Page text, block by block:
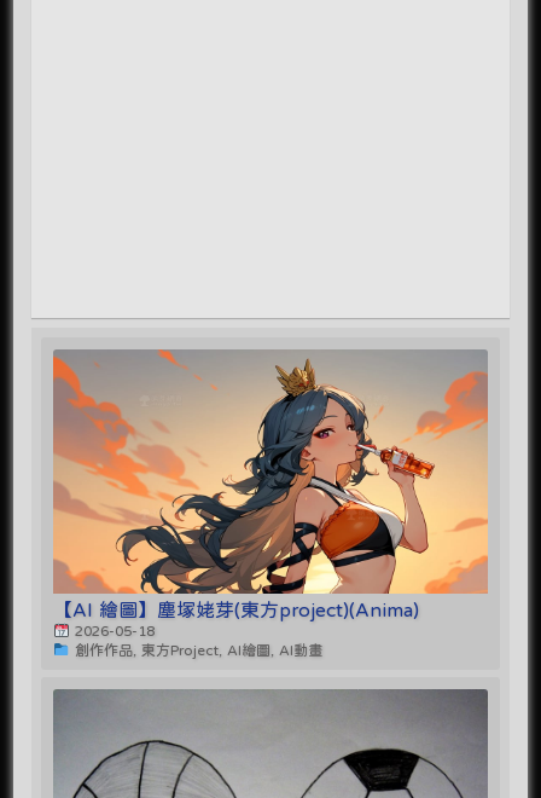
【AI 繪圖】塵塚姥芽(東方project)(Anima)
2026-05-18
創作作品, 東方Project, AI繪圖, AI動畫